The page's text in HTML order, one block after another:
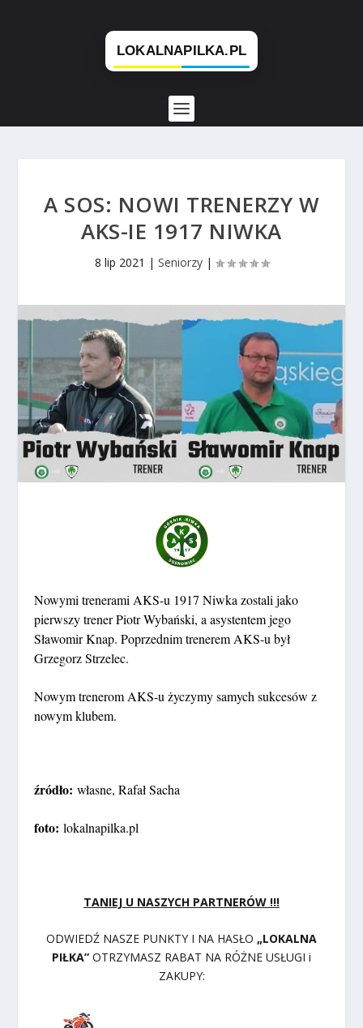
A SOS: NOWI TRENERZY W
AKS-IE 1917 NIWKA
8 lip 2021 | Seniorzy|
Nowymi trenerami AKS-u 1917 Niwka zostali jako
pierwszy trener Piotr Wybański, a asystentem jego
Sławomir Knap. Poprzednim trenerem AKS-u był
Grzegorz Strzelec.
Nowym trenerom AKS-u życzymy samych sukcesów z
nowym klubem.
źródło:własne, Rafał Sacha
foto:lokalnapilka.pl
TANIEJ U NASZYCH PARTNERÓW !!!
ODWIEDŹ NASZE PUNKTY I NA HASŁO „LOKALNA
PIŁKA” OTRZYMASZ RABAT NA RÓŻNE USŁUGI i
ZAKUPY: